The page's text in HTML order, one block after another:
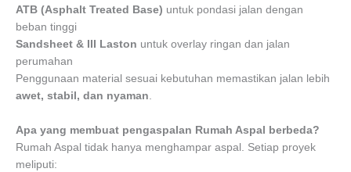
ATB (Asphalt Treated Base) untuk pondasi jalan dengan
beban tinggi
Sandsheet & III Laston untuk overlay ringan dan jalan
perumahan
Penggunaan material sesuai kebutuhan memastikan jalan lebih
awet, stabil, dan nyaman.
Apa yang membuat pengaspalan Rumah Aspal berbeda?
Rumah Aspal tidak hanya menghampar aspal. Setiap proyek
meliputi: